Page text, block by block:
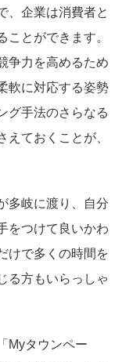
、企業は消費者と
とができます。
争力を高めるため
軟に対応する姿勢
グ手法のさらなる
ておくことが、
多岐に渡り、自分
をつけて良いかわ
けで多くの時間を
る方もいらっしゃ
Myタウンペー